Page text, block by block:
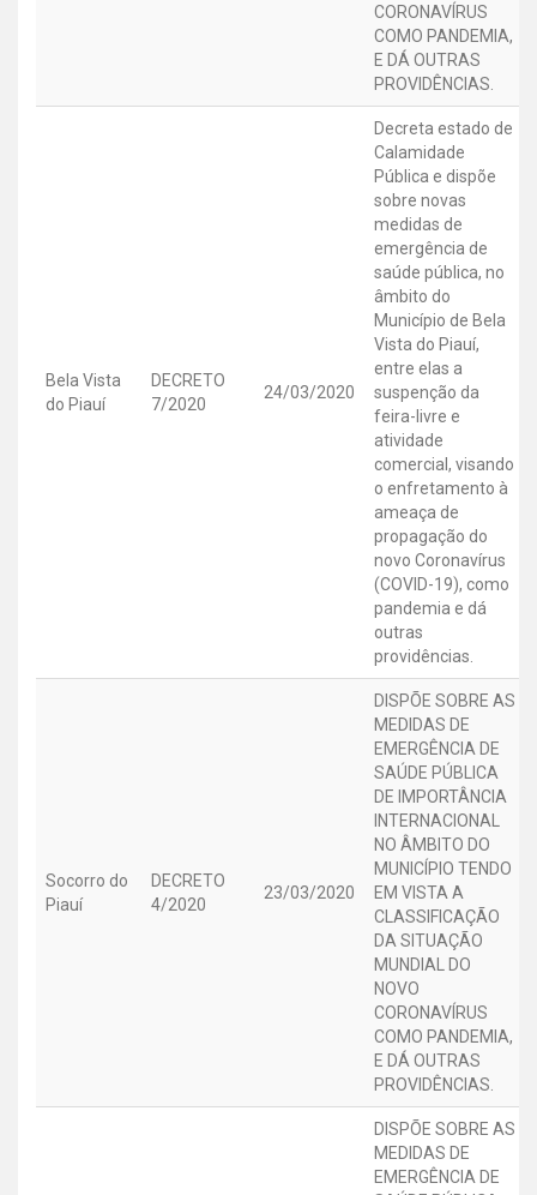
CORONAVÍRUS
COMO PANDEMIA,
E DÁ OUTRAS
PROVIDÊNCIAS.
Bela Vista
do Piauí
DECRETO
7/2020
24/03/2020
Decreta estado de
Calamidade
Pública e dispõe
sobre novas
medidas de
emergência de
saúde pública, no
âmbito do
Município de Bela
Vista do Piauí,
entre elas a
suspenção da
feira-livre e
atividade
comercial, visando
o enfretamento à
ameaça de
propagação do
novo Coronavírus
(COVID-19), como
pandemia e dá
outras
providências.
Socorro do
Piauí
DECRETO
4/2020
23/03/2020
DISPÕE SOBRE AS
MEDIDAS DE
EMERGÊNCIA DE
SAÚDE PÚBLICA
DE IMPORTÂNCIA
INTERNACIONAL
NO ÂMBITO DO
MUNICÍPIO TENDO
EM VISTA A
CLASSIFICAÇÃO
DA SITUAÇÃO
MUNDIAL DO
NOVO
CORONAVÍRUS
COMO PANDEMIA,
E DÁ OUTRAS
PROVIDÊNCIAS.
DISPÕE SOBRE AS
MEDIDAS DE
EMERGÊNCIA DE